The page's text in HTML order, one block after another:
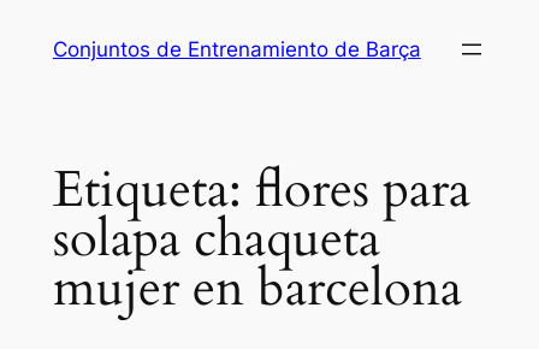
Conjuntos de Entrenamiento de Barça
Etiqueta: flores para
solapa chaqueta
mujer en barcelona